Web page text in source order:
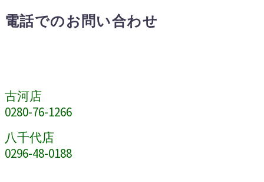
電話でのお問い合わせ
古河店
0280-76-1266
八千代店
0296-48-0188